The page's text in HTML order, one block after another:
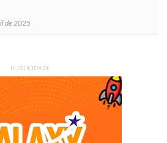
de 2025
PUBLICIDADE